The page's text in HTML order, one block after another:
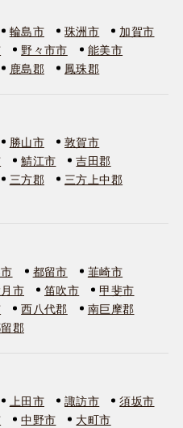
輪島市 珠洲市
加賀市
野々市市
能美市
鹿島郡 鳳珠郡
勝山市
敦賀市
鯖江市
吉田郡
三方郡
三方上中郡
都留市
韮崎市
市 笛吹市
甲斐市
西八代郡
南巨摩郡
郡
上田市 諏訪市
須坂市
中野市
大町市